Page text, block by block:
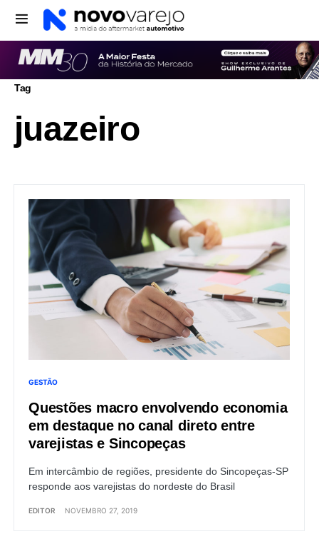
Tag
juazeiro
GESTÃO
Questões macro envolvendo economia
em destaque no canal direto entre
varejistas e Sincopeças
Em intercâmbio de regiões, presidente do Sincopeças-SP
responde aos varejistas do nordeste do Brasil
EDITOR NOVEMBRO 27, 2019